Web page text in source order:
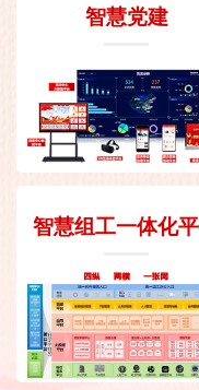
智慧党建
智慧组工一体化